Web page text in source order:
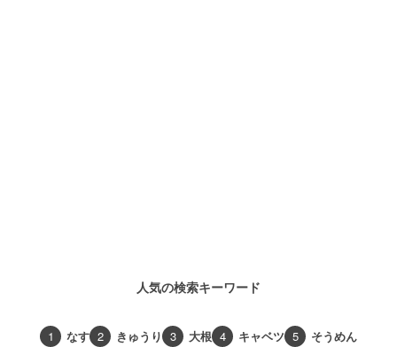
人気の検索キーワード
1 なす 2 きゅうり 3 大根 4 キャベツ 5 そうめん